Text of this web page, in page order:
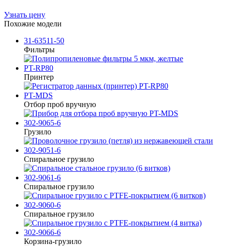
Узнать цену
Похожие модели
31-63511-50
Фильтры
PT-RP80
Принтер
PT-MDS
Отбор проб вручную
302-9065-6
Грузило
302-9051-6
Спиральное грузило
302-9061-6
Спиральное грузило
302-9060-6
Спиральное грузило
302-9066-6
Корзина-грузило